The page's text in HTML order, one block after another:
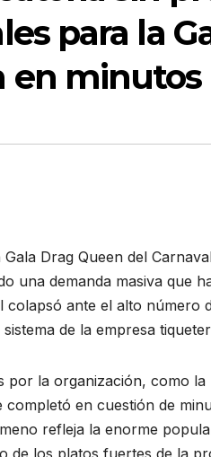
para la
en minutos
Drag Queen del
una demanda masiva que
ante el alto número
de la empresa
por la organización, como
en cuestión de
refleja la enorme